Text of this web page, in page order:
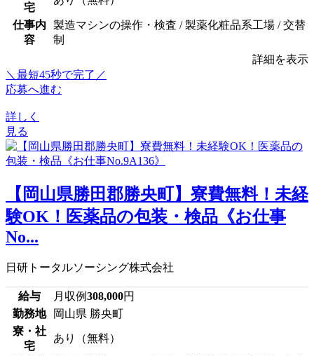
宅
仕事内
容
製造マシンの操作・検査 / 製薬化粧品系工場 / 交替
制
詳細を表示
＼最短45秒で完了／
応募へ進む
詳しく
見る
【岡山県勝田郡勝央町】寮費無料！未経
験OK！医薬品の包装・検品《お仕事
No...
日研トータルソーシング株式会社
給与 月収例308,000円
勤務地
岡山県 勝央町
寮・社
宅
あり（無料）